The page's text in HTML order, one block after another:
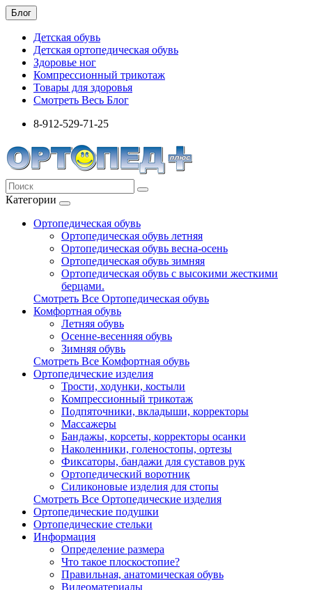
Блог
Детская обувь
Детская ортопедическая обувь
Здоровье ног
Компрессионный трикотаж
Товары для здоровья
Смотреть Весь Блог
8-912-529-71-25
Категории
Ортопедическая обувь
Ортопедическая обувь летняя
Ортопедическая обувь весна-осень
Ортопедическая обувь зимняя
Ортопедическая обувь с высокими жесткими
берцами.
Смотреть Все Ортопедическая обувь
Комфортная обувь
Летняя обувь
Осенне-весенняя обувь
Зимняя обувь
Смотреть Все Комфортная обувь
Ортопедические изделия
Трости, ходунки, костыли
Компрессионный трикотаж
Подпяточники, вкладыши, корректоры
Массажеры
Бандажы, корсеты, корректоры осанки
Наколенники, голеностопы, ортезы
Фиксаторы, бандажи для суставов рук
Ортопедический воротник
Силиконовые изделия для стопы
Смотреть Все Ортопедические изделия
Ортопедические подушки
Ортопедические стельки
Информация
Определение размера
Что такое плоскостопие?
Правильная, анатомическая обувь
Видеоматериалы